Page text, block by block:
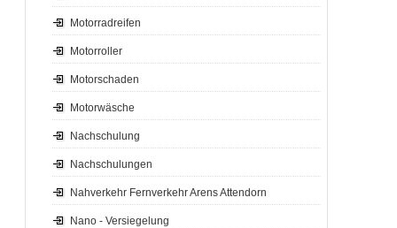
Motorradreifen
Motorroller
Motorschaden
Motorwäsche
Nachschulung
Nachschulungen
Nahverkehr Fernverkehr Arens Attendorn
Nano - Versiegelung